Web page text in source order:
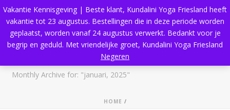
Monthly Archive for: "januari, 2025"
HOME /
Vakantie Kennisgeving | Beste klant, Kundalini Yoga Friesland heeft
vakantie tot 23 augustus. Bestellingen die in deze periode worden
geplaatst, worden vanaf 24 augustus verwerkt. Bedankt voor je
begrip en geduld. Met vriendelijke groet, Kundalini Yoga Friesland
Negeren